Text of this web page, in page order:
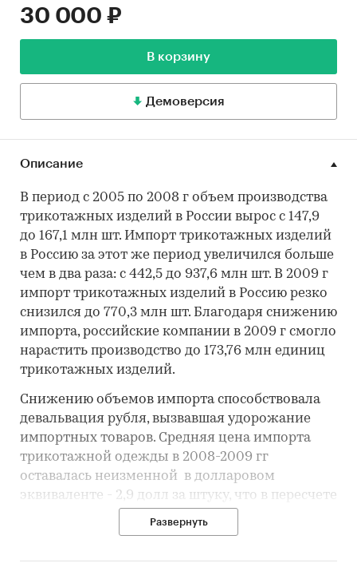
30 000 ₽
В корзину
Демоверсия
Описание
В период с 2005 по 2008 г объем производства
трикотажных изделий в России вырос с 147,9
до 167,1 млн шт. Импорт трикотажных изделий
в Россию за этот же период увеличился больше
чем в два раза: с 442,5 до 937,6 млн шт. В 2009 г
импорт трикотажных изделий в Россию резко
снизился до 770,3 млн шт. Благодаря снижению
импорта, российские компании в 2009 г смогло
нарастить производство до 173,76 млн единиц
трикотажных изделий.
Снижению объемов импорта способствовала
девальвация рубля, вызвавшая удорожание
импортных товаров. Средняя цена импорта
трикотажной одежды в 2008-2009 гг
оставалась неизменной в долларовом
эквиваленте - 2,9 долл за штуку, что в пересчете
Второй причиной снижения импорта стало
Развернуть